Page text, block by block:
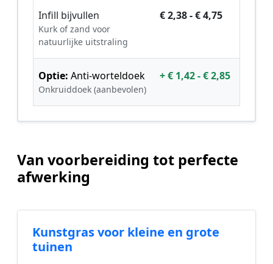
Infill bijvullen
Kurk of zand voor
natuurlijke uitstraling
€ 2,38 - € 4,75
Optie: Anti-worteldoek
Onkruiddoek (aanbevolen)
+ € 1,42 - € 2,85
Van voorbereiding tot perfecte
afwerking
Kunstgras voor kleine en grote
tuinen